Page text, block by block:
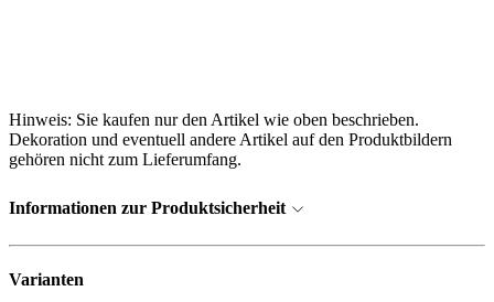
Hinweis: Sie kaufen nur den Artikel wie oben beschrieben.
Dekoration und eventuell andere Artikel auf den Produktbildern
gehören nicht zum Lieferumfang.
Informationen zur Produktsicherheit
Varianten